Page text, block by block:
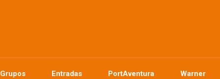
Grupos Entradas PortAventura Warner